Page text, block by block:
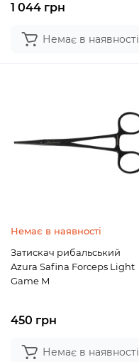
1 044 грн
Немає в наявності
Немає в наявності
Затискач рибальський
Azura Safina Forceps Light
Game M
450 грн
Немає в наявності